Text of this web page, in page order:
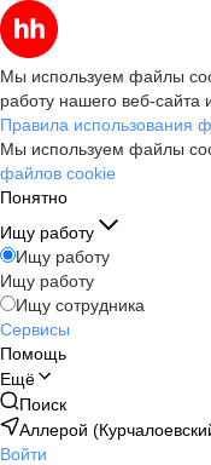
Мы используем файлы
работу нашего веб-сайта
Правила использования
Мы используем файлы
файлов cookie
Понятно
Ищу работу
Ищу работу
Ищу работу
Ищу сотрудника
Сервисы
Помощь
Ещё
Поиск
Аллерой
Войти